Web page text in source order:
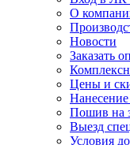
О
Новости
Заказать
Цены и
Пошив на
Выезд
Условия